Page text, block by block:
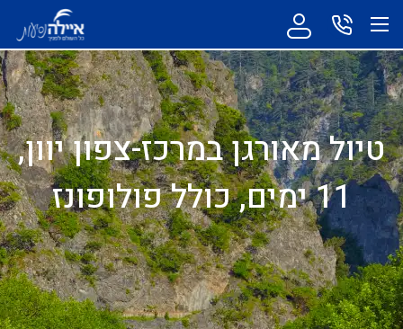
טיול מאורגן במרכז-צפון יוון,
11 ימים, כולל פולופונז